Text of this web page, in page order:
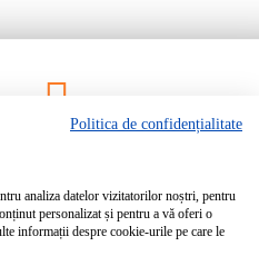
Bartrom pentru a primi cele mai noi
direct în inbox-ul tău.
Politica de confidențialitate
analiza datelor vizitatorilor noștri, pentru
personalizat și pentru a vă oferi o
informații despre cookie-urile pe care le